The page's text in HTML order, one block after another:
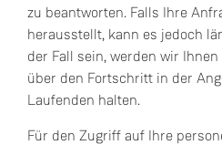
zu beantworten. Falls Ihre
herausstellt, kann es jedoch
der Fall sein, werden wir
über den Fortschritt in der
Laufenden halten.
Für den Zugriff auf Ihre